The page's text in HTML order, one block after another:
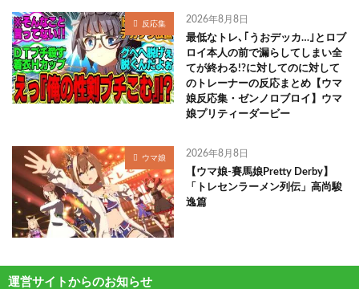
反応集 2026年8月8日
最低なトレ､｢うおデッカ…｣とロブ
ロイ本人の前で漏らしてしまい全
てが終わる!?に対してのに対して
のトレーナーの反応まとめ【ウマ
娘反応集・ゼンノロブロイ】ウマ
娘プリティーダービー
ウマ娘 2026年8月8日
【ウマ娘-賽馬娘Pretty Derby】
「トレセンラーメン列伝」高尚駿
逸篇
運営サイトからのお知らせ